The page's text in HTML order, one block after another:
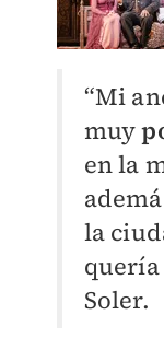
“Mi
muy
en la
la
quería
Soler.